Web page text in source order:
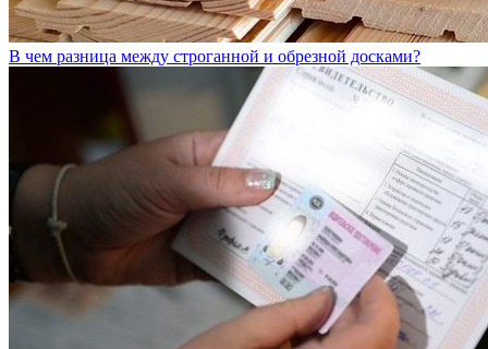
В чем разница между строганной и обрезной досками?